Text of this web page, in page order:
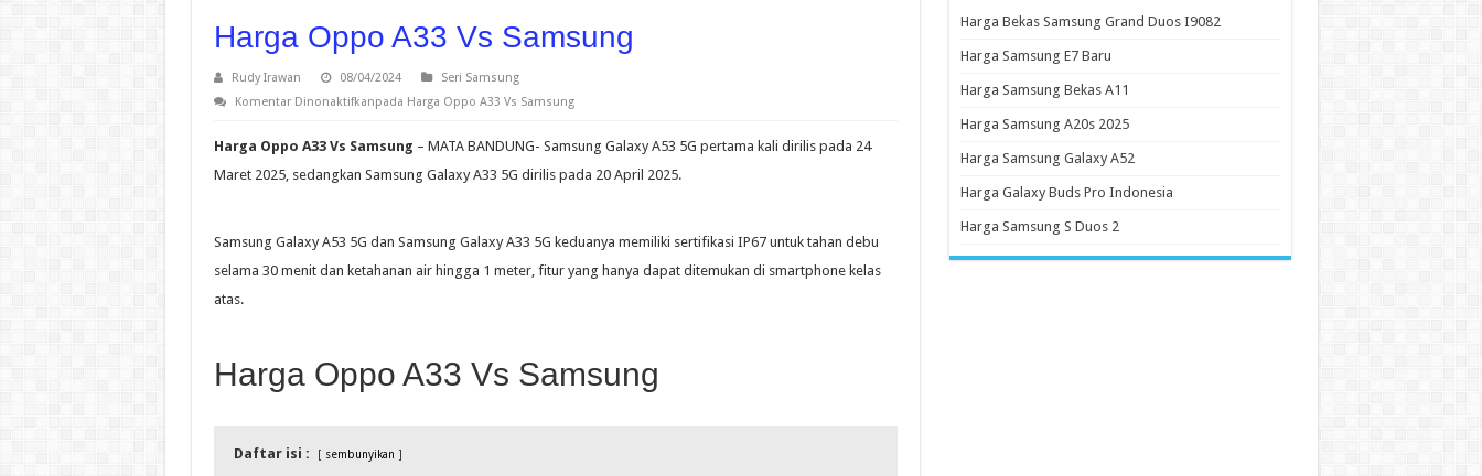
Harga Oppo A33 Vs Samsung
Rudy Irawan 08/04/2024
Seri Samsung
Komentar Dinonaktifkanpada Harga Oppo A33 Vs Samsung
Harga Oppo A33 Vs Samsung – MATA BANDUNG- Samsung Galaxy A53 5G pertama kali dirilis pada 24
Maret 2025, sedangkan Samsung Galaxy A33 5G dirilis pada 20 April 2025.
Samsung Galaxy A53 5G dan Samsung Galaxy A33 5G keduanya memiliki sertifikasi IP67 untuk tahan debu
selama 30 menit dan ketahanan air hingga 1 meter, fitur yang hanya dapat ditemukan di smartphone kelas
atas.
Harga Oppo A33 Vs Samsung
Daftar isi : sembunyikan
Harga Bekas Samsung Grand Duos I9082
Harga Samsung E7 Baru
Harga Samsung Bekas A11
Harga Samsung A20s 2025
Harga Samsung Galaxy A52
Harga Galaxy Buds Pro Indonesia
Harga Samsung S Duos 2